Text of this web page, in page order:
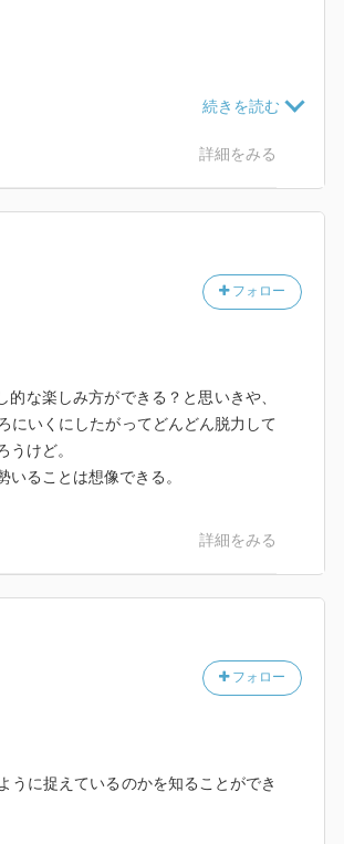
とわかる。
物が生まれる。
くわかる。
詳細をみる
フォロー
な楽しみ方ができる？と思いきや、
にいくにしたがってどんどん脱力して
けど。
ることは想像できる。
詳細をみる
フォロー
うに捉えているのかを知ることができ